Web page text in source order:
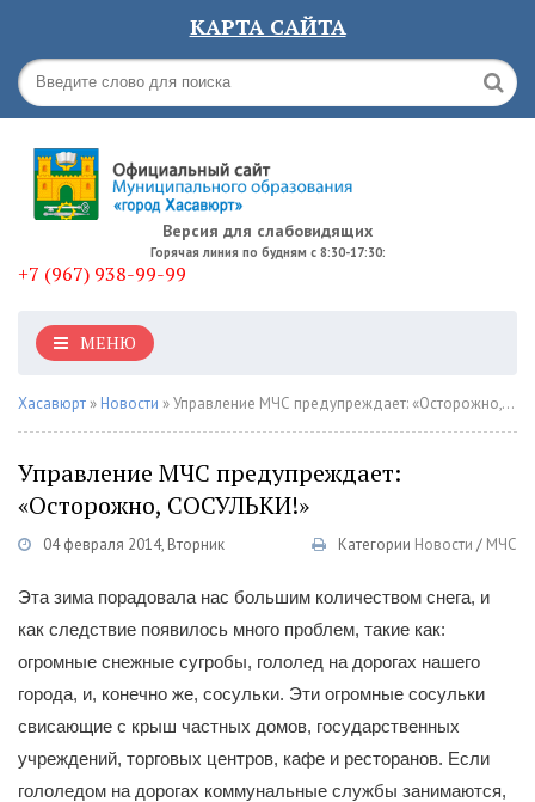
КАРТА САЙТА
Версия для слабовидящих
Горячая линия по будням с 8:30-17:30:
+7 (967) 938-99-99
МЕНЮ
Хасавюрт » Новости » Управление МЧС предупреждает: «Осторожно, СОСУЛЬКИ!»
Управление МЧС предупреждает:
«Осторожно, СОСУЛЬКИ!»
04 февраля 2014, Вторник Категории Новости / МЧС
Эта зима порадовала нас большим количеством снега, и
как следствие появилось много проблем, такие как:
огромные снежные сугробы, гололед на дорогах нашего
города, и, конечно же, сосульки. Эти огромные сосульки
свисающие с крыш частных домов, государственных
учреждений, торговых центров, кафе и ресторанов. Если
гололедом на дорогах коммунальные службы занимаются,